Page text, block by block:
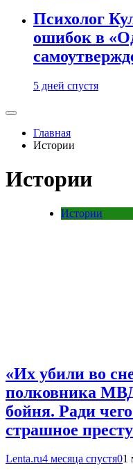
Психолог
ошибок в
5 дней спустя
Главная
Истории
Истории
Истории
«Их убили во
полковника
бойня. Ради
страшное
Lenta.ru4 месяца спустя01